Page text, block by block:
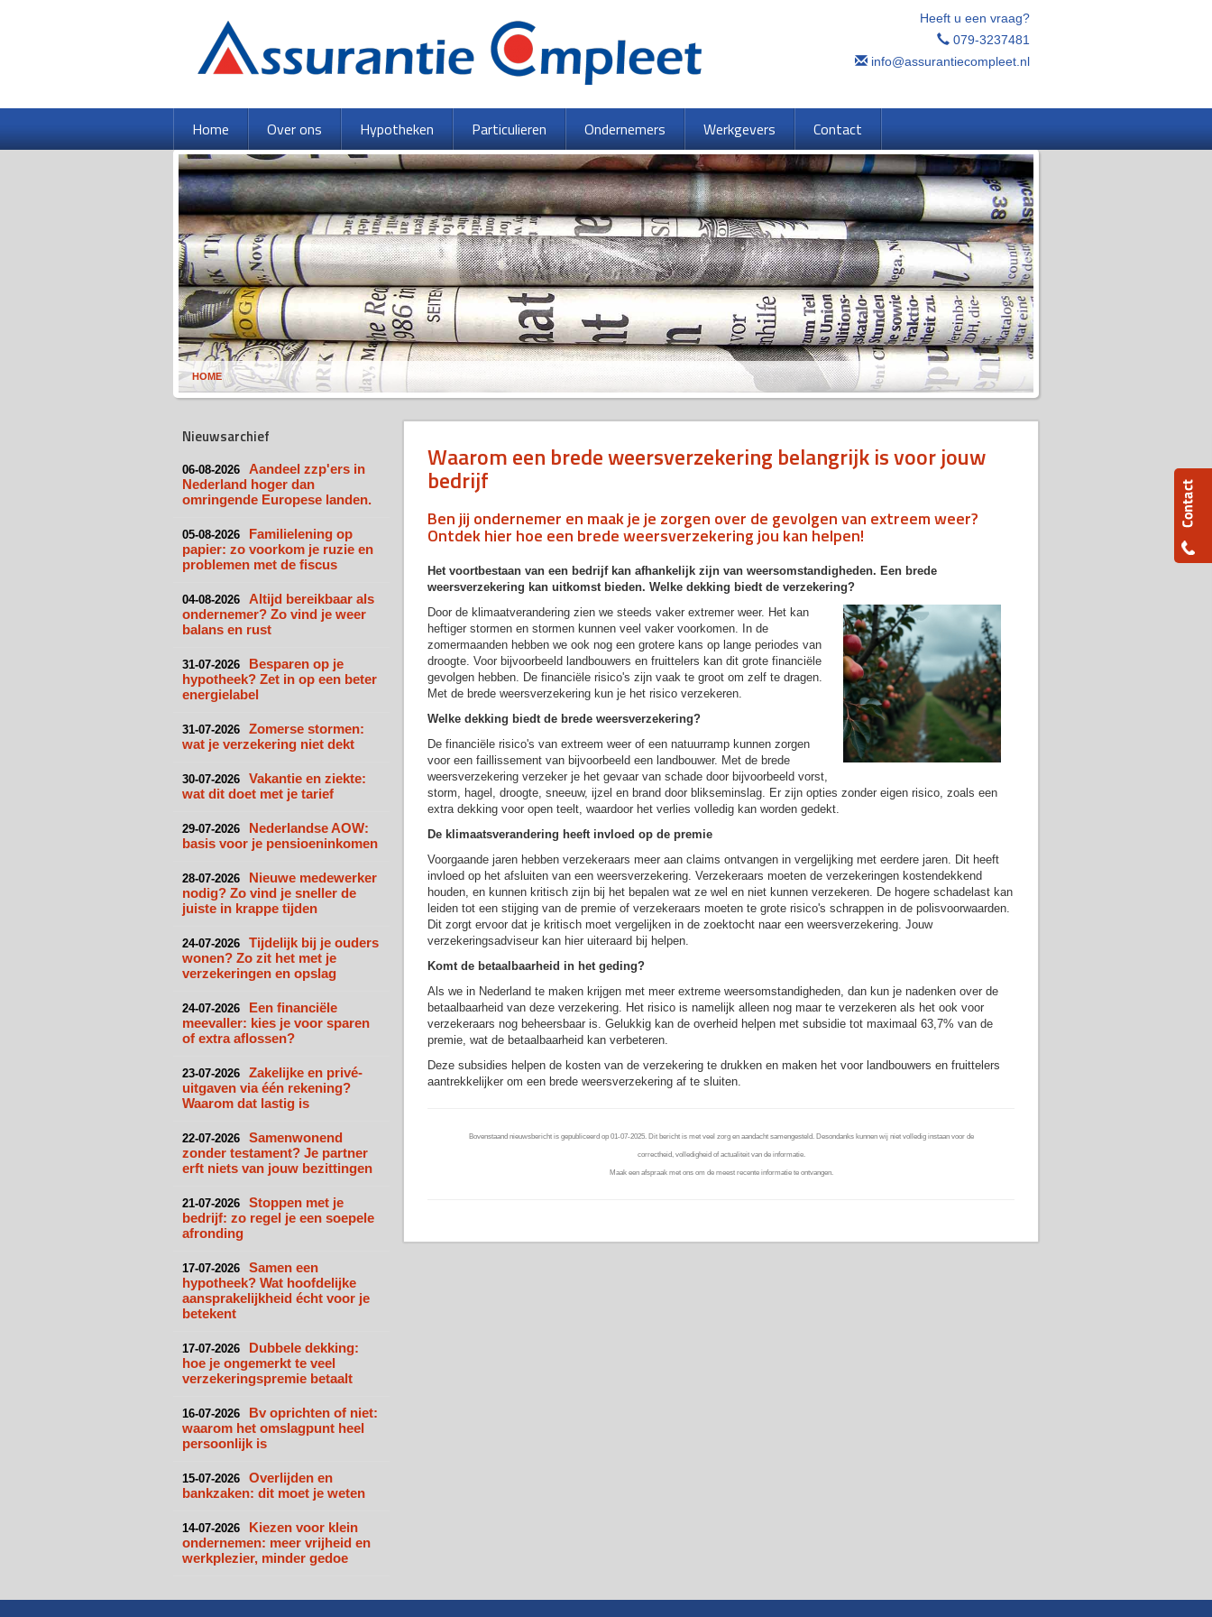
Heeft u een vraag?
079-3237481
info@assurantiecompleet.nl
HOME
Home Over ons Hypotheken Particulieren Ondernemers Werkgevers Contact
Nieuwsarchief
06-08-2026
Aandeel zzp'ers in
Nederland hoger dan
omringende Europese landen.
05-08-2026
Familielening op
papier: zo voorkom je ruzie en
problemen met de fiscus
04-08-2026
Altijd bereikbaar als
ondernemer? Zo vind je weer
balans en rust
31-07-2026
Besparen op je
hypotheek? Zet in op een beter
energielabel
31-07-2026
Zomerse stormen:
wat je verzekering niet dekt
30-07-2026
Vakantie en ziekte:
wat dit doet met je tarief
29-07-2026
Nederlandse AOW:
basis voor je pensioeninkomen
28-07-2026
Nieuwe medewerker
nodig? Zo vind je sneller de
juiste in krappe tijden
24-07-2026
Tijdelijk bij je ouders
wonen? Zo zit het met je
verzekeringen en opslag
24-07-2026
Een financiële
meevaller: kies je voor sparen
of extra aflossen?
23-07-2026
Zakelijke en privé-
uitgaven via één rekening?
Waarom dat lastig is
22-07-2026
Samenwonend
zonder testament? Je partner
erft niets van jouw bezittingen
21-07-2026
Stoppen met je
bedrijf: zo regel je een soepele
afronding
17-07-2026
Samen een
hypotheek? Wat hoofdelijke
aansprakelijkheid écht voor je
betekent
17-07-2026
Dubbele dekking:
hoe je ongemerkt te veel
verzekeringspremie betaalt
16-07-2026
Bv oprichten of niet:
waarom het omslagpunt heel
persoonlijk is
15-07-2026
Overlijden en
bankzaken: dit moet je weten
14-07-2026
Kiezen voor klein
ondernemen: meer vrijheid en
werkplezier, minder gedoe
Waarom een brede weersverzekering belangrijk is voor jouw
bedrijf
Ben jij ondernemer en maak je je zorgen over de gevolgen van extreem weer?
Ontdek hier hoe een brede weersverzekering jou kan helpen!
Het voortbestaan van een bedrijf kan afhankelijk zijn van weersomstandigheden. Een brede
weersverzekering kan uitkomst bieden. Welke dekking biedt de verzekering?
Door de klimaatverandering zien we steeds vaker extremer weer. Het kan
heftiger stormen en stormen kunnen veel vaker voorkomen. In de
zomermaanden hebben we ook nog een grotere kans op lange periodes van
droogte. Voor bijvoorbeeld landbouwers en fruittelers kan dit grote financiële
gevolgen hebben. De financiële risico's zijn vaak te groot om zelf te dragen.
Met de brede weersverzekering kun je het risico verzekeren.
Welke dekking biedt de brede weersverzekering?
De financiële risico's van extreem weer of een natuurramp kunnen zorgen
voor een faillissement van bijvoorbeeld een landbouwer. Met de brede
weersverzekering verzeker je het gevaar van schade door bijvoorbeeld vorst,
storm, hagel, droogte, sneeuw, ijzel en brand door blikseminslag. Er zijn opties zonder eigen risico, zoals een
extra dekking voor open teelt, waardoor het verlies volledig kan worden gedekt.
De klimaatsverandering heeft invloed op de premie
Voorgaande jaren hebben verzekeraars meer aan claims ontvangen in vergelijking met eerdere jaren. Dit heeft
invloed op het afsluiten van een weersverzekering. Verzekeraars moeten de verzekeringen kostendekkend
houden, en kunnen kritisch zijn bij het bepalen wat ze wel en niet kunnen verzekeren. De hogere schadelast kan
leiden tot een stijging van de premie of verzekeraars moeten te grote risico's schrappen in de polisvoorwaarden.
Dit zorgt ervoor dat je kritisch moet vergelijken in de zoektocht naar een weersverzekering. Jouw
verzekeringsadviseur kan hier uiteraard bij helpen.
Komt de betaalbaarheid in het geding?
Als we in Nederland te maken krijgen met meer extreme weersomstandigheden, dan kun je nadenken over de
betaalbaarheid van deze verzekering. Het risico is namelijk alleen nog maar te verzekeren als het ook voor
verzekeraars nog beheersbaar is. Gelukkig kan de overheid helpen met subsidie tot maximaal 63,7% van de
premie, wat de betaalbaarheid kan verbeteren.
Deze subsidies helpen de kosten van de verzekering te drukken en maken het voor landbouwers en fruittelers
aantrekkelijker om een brede weersverzekering af te sluiten.
Bovenstaand nieuwsbericht is gepubliceerd op 01-07-2025. Dit bericht is met veel zorg en aandacht samengesteld. Desondanks kunnen wij niet volledig instaan voor de
correctheid, volledigheid of actualiteit van de informatie.
Maak een afspraak met ons om de meest recente informatie te ontvangen.